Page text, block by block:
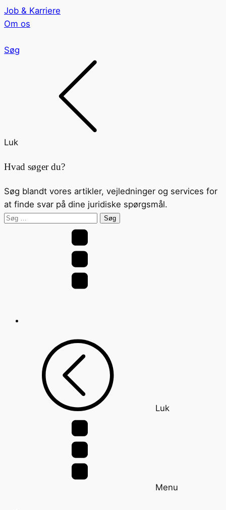
Job & Karriere
Om os
Søg
Luk
Hvad søger du?
Søg blandt vores artikler, vejledninger og services for
at finde svar på dine juridiske spørgsmål.
Søg
Luk
Menu